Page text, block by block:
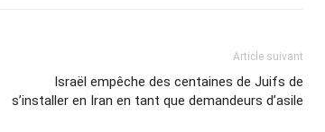
Article suivant
Israël empêche des centaines de Juifs de
s’installer en Iran en tant que demandeurs d’asile